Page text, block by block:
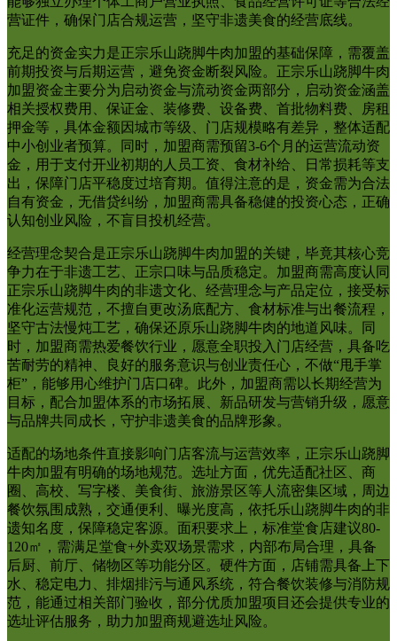
营证件，确保门店合规运营，坚守非遗美食的经营底线。
充足的资金实力是正宗乐山跷脚牛肉加盟的基础保障，需覆盖
前期投资与后期运营，避免资金断裂风险。正宗乐山跷脚牛肉
加盟资金主要分为启动资金与流动资金两部分，启动资金涵盖
相关授权费用、保证金、装修费、设备费、首批物料费、房租
押金等，具体金额因城市等级、门店规模略有差异，整体适配
中小创业者预算。同时，加盟商需预留3-6个月的运营流动资
金，用于支付开业初期的人员工资、食材补给、日常损耗等支
出，保障门店平稳度过培育期。值得注意的是，资金需为合法
自有资金，无借贷纠纷，加盟商需具备稳健的投资心态，正确
认知创业风险，不盲目投机经营。
经营理念契合是正宗乐山跷脚牛肉加盟的关键，毕竟其核心竞
争力在于非遗工艺、正宗口味与品质稳定。加盟商需高度认同
正宗乐山跷脚牛肉的非遗文化、经营理念与产品定位，接受标
准化运营规范，不擅自更改汤底配方、食材标准与出餐流程，
坚守古法慢炖工艺，确保还原乐山跷脚牛肉的地道风味。同
时，加盟商需热爱餐饮行业，愿意全职投入门店经营，具备吃
苦耐劳的精神、良好的服务意识与创业责任心，不做“甩手掌
柜”，能够用心维护门店口碑。此外，加盟商需以长期经营为
目标，配合加盟体系的市场拓展、新品研发与营销升级，愿意
与品牌共同成长，守护非遗美食的品牌形象。
适配的场地条件直接影响门店客流与运营效率，正宗乐山跷脚
牛肉加盟有明确的场地规范。选址方面，优先适配社区、商
圈、高校、写字楼、美食街、旅游景区等人流密集区域，周边
餐饮氛围成熟，交通便利、曝光度高，依托乐山跷脚牛肉的非
遗知名度，保障稳定客源。面积要求上，标准堂食店建议80-
120㎡，需满足堂食+外卖双场景需求，内部布局合理，具备
后厨、前厅、储物区等功能分区。硬件方面，店铺需具备上下
水、稳定电力、排烟排污与通风系统，符合餐饮装修与消防规
范，能通过相关部门验收，部分优质加盟项目还会提供专业的
选址评估服务，助力加盟商规避选址风险。